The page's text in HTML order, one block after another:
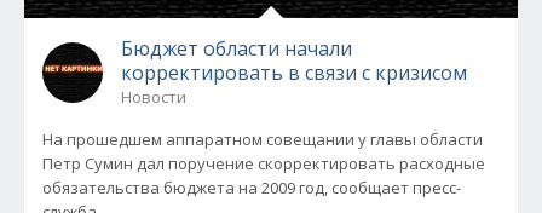
Бюджет области начали
корректировать в связи с кризисом
Новости
На прошедшем аппаратном совещании у главы области
Петр Сумин дал поручение скорректировать расходные
обязательства бюджета на 2009 год, сообщает пресс-